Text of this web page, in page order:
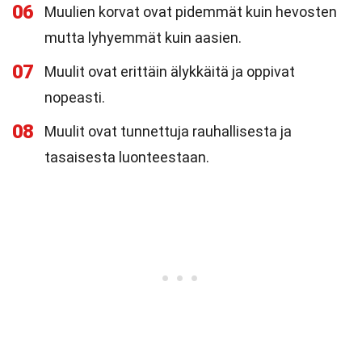
06
Muulien korvat ovat pidemmät kuin hevosten
mutta lyhyemmät kuin aasien.
07
Muulit ovat erittäin älykkäitä ja oppivat
nopeasti.
08
Muulit ovat tunnettuja rauhallisesta ja
tasaisesta luonteestaan.